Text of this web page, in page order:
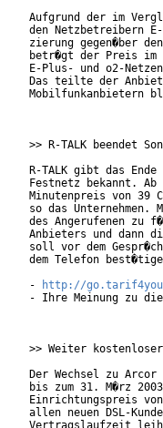
Aufgrund der im
den Netzbetreibern
zierung gegen�ber
betr�gt der Preis im
E-Plus- und o2-
Das teilte der
Mobilfunkanbietern
>> R-TALK beendet
R-TALK gibt das
Festnetz bekannt.
Minutenpreis von 39
so das Unternehmen.
des Angerufenen zu
Anbieters und dann
soll vor dem
dem Telefon
-
http://
- Ihre Meinung zu
>> Weiter kostenloser
Der Wechsel zu
bis zum 31. M�rz
Einrichtungspreis
allen neuen DSL-
Vertragslaufzeit